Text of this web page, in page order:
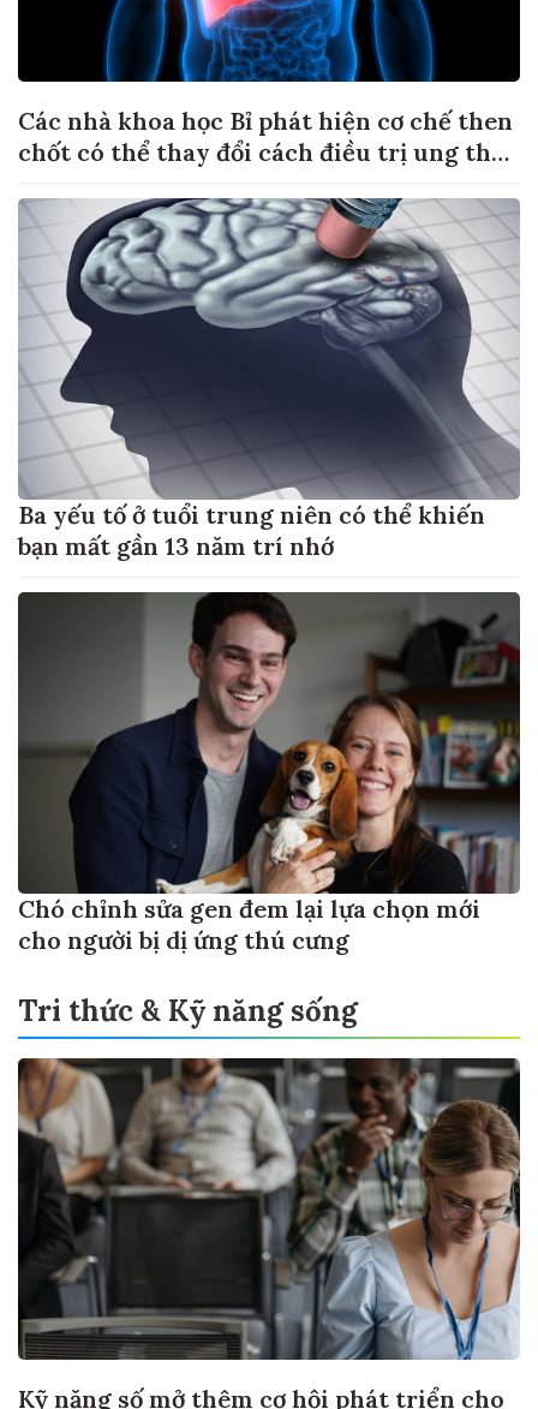
Các nhà khoa học Bỉ phát hiện cơ chế then
chốt có thể thay đổi cách điều trị ung thư
Ba yếu tố ở tuổi trung niên có thể khiến
bạn mất gần 13 năm trí nhớ
Chó chỉnh sửa gen đem lại lựa chọn mới
cho người bị dị ứng thú cưng
Tri thức & Kỹ năng sống
Kỹ năng số mở thêm cơ hội phát triển cho